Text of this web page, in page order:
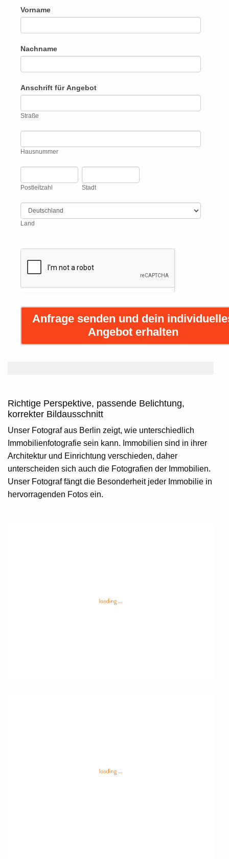
Vorname
Nachname
Anschrift für Angebot
Straße
Hausnummer
Postleitzahl Stadt
Land
Land
Anfrage senden und dein
Angebot erhalten
Richtige Perspektive, passende Belichtung,
korrekter Bildausschnitt
Unser Fotograf aus Berlin zeigt, wie unterschiedlich
Immobilienfotografie sein kann. Immobilien sind in ihrer
Architektur und Einrichtung verschieden, daher
unterscheiden sich auch die Fotografien der Immobilien.
Unser Fotograf fängt die Besonderheit jeder Immobilie in
hervorragenden Fotos ein.